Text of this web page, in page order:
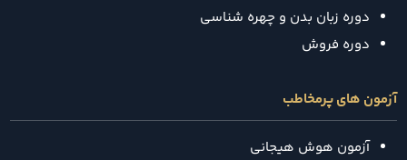
دوره زبان بدن و چهره شناسی
دوره فروش
آزمون های پرمخاطب
آزمون هوش هیجانی